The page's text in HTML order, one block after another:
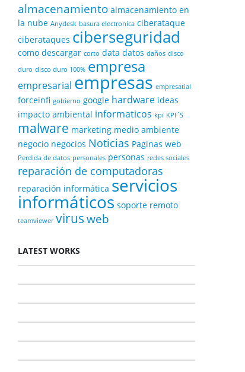
almacenamiento almacenamiento en
la nube Anydesk basura electronica ciberataque
ciberataques ciberseguridad
como descargar corto data datos daños disco
duro disco duro 100% empresa
empresarial empresas empresatial
forceinfi gobierno google hardware ideas
impacto ambiental informaticos kpi KPI´S
malware marketing medio ambiente
negocio negocios Noticias Paginas web
Perdida de datos personales personas redes sociales
reparación de computadoras
reparación informática servicios
informáticos soporte remoto
teamviewer virusweb
LATEST WORKS